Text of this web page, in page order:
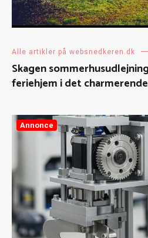
Alle artikler på websnedkeren.dk
Skagen
feriehjem i det
Annonce